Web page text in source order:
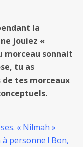
la
jouiez «
morceau sonnait
tu as
tes morceaux
« Nilmah »
à personne ! Bon,